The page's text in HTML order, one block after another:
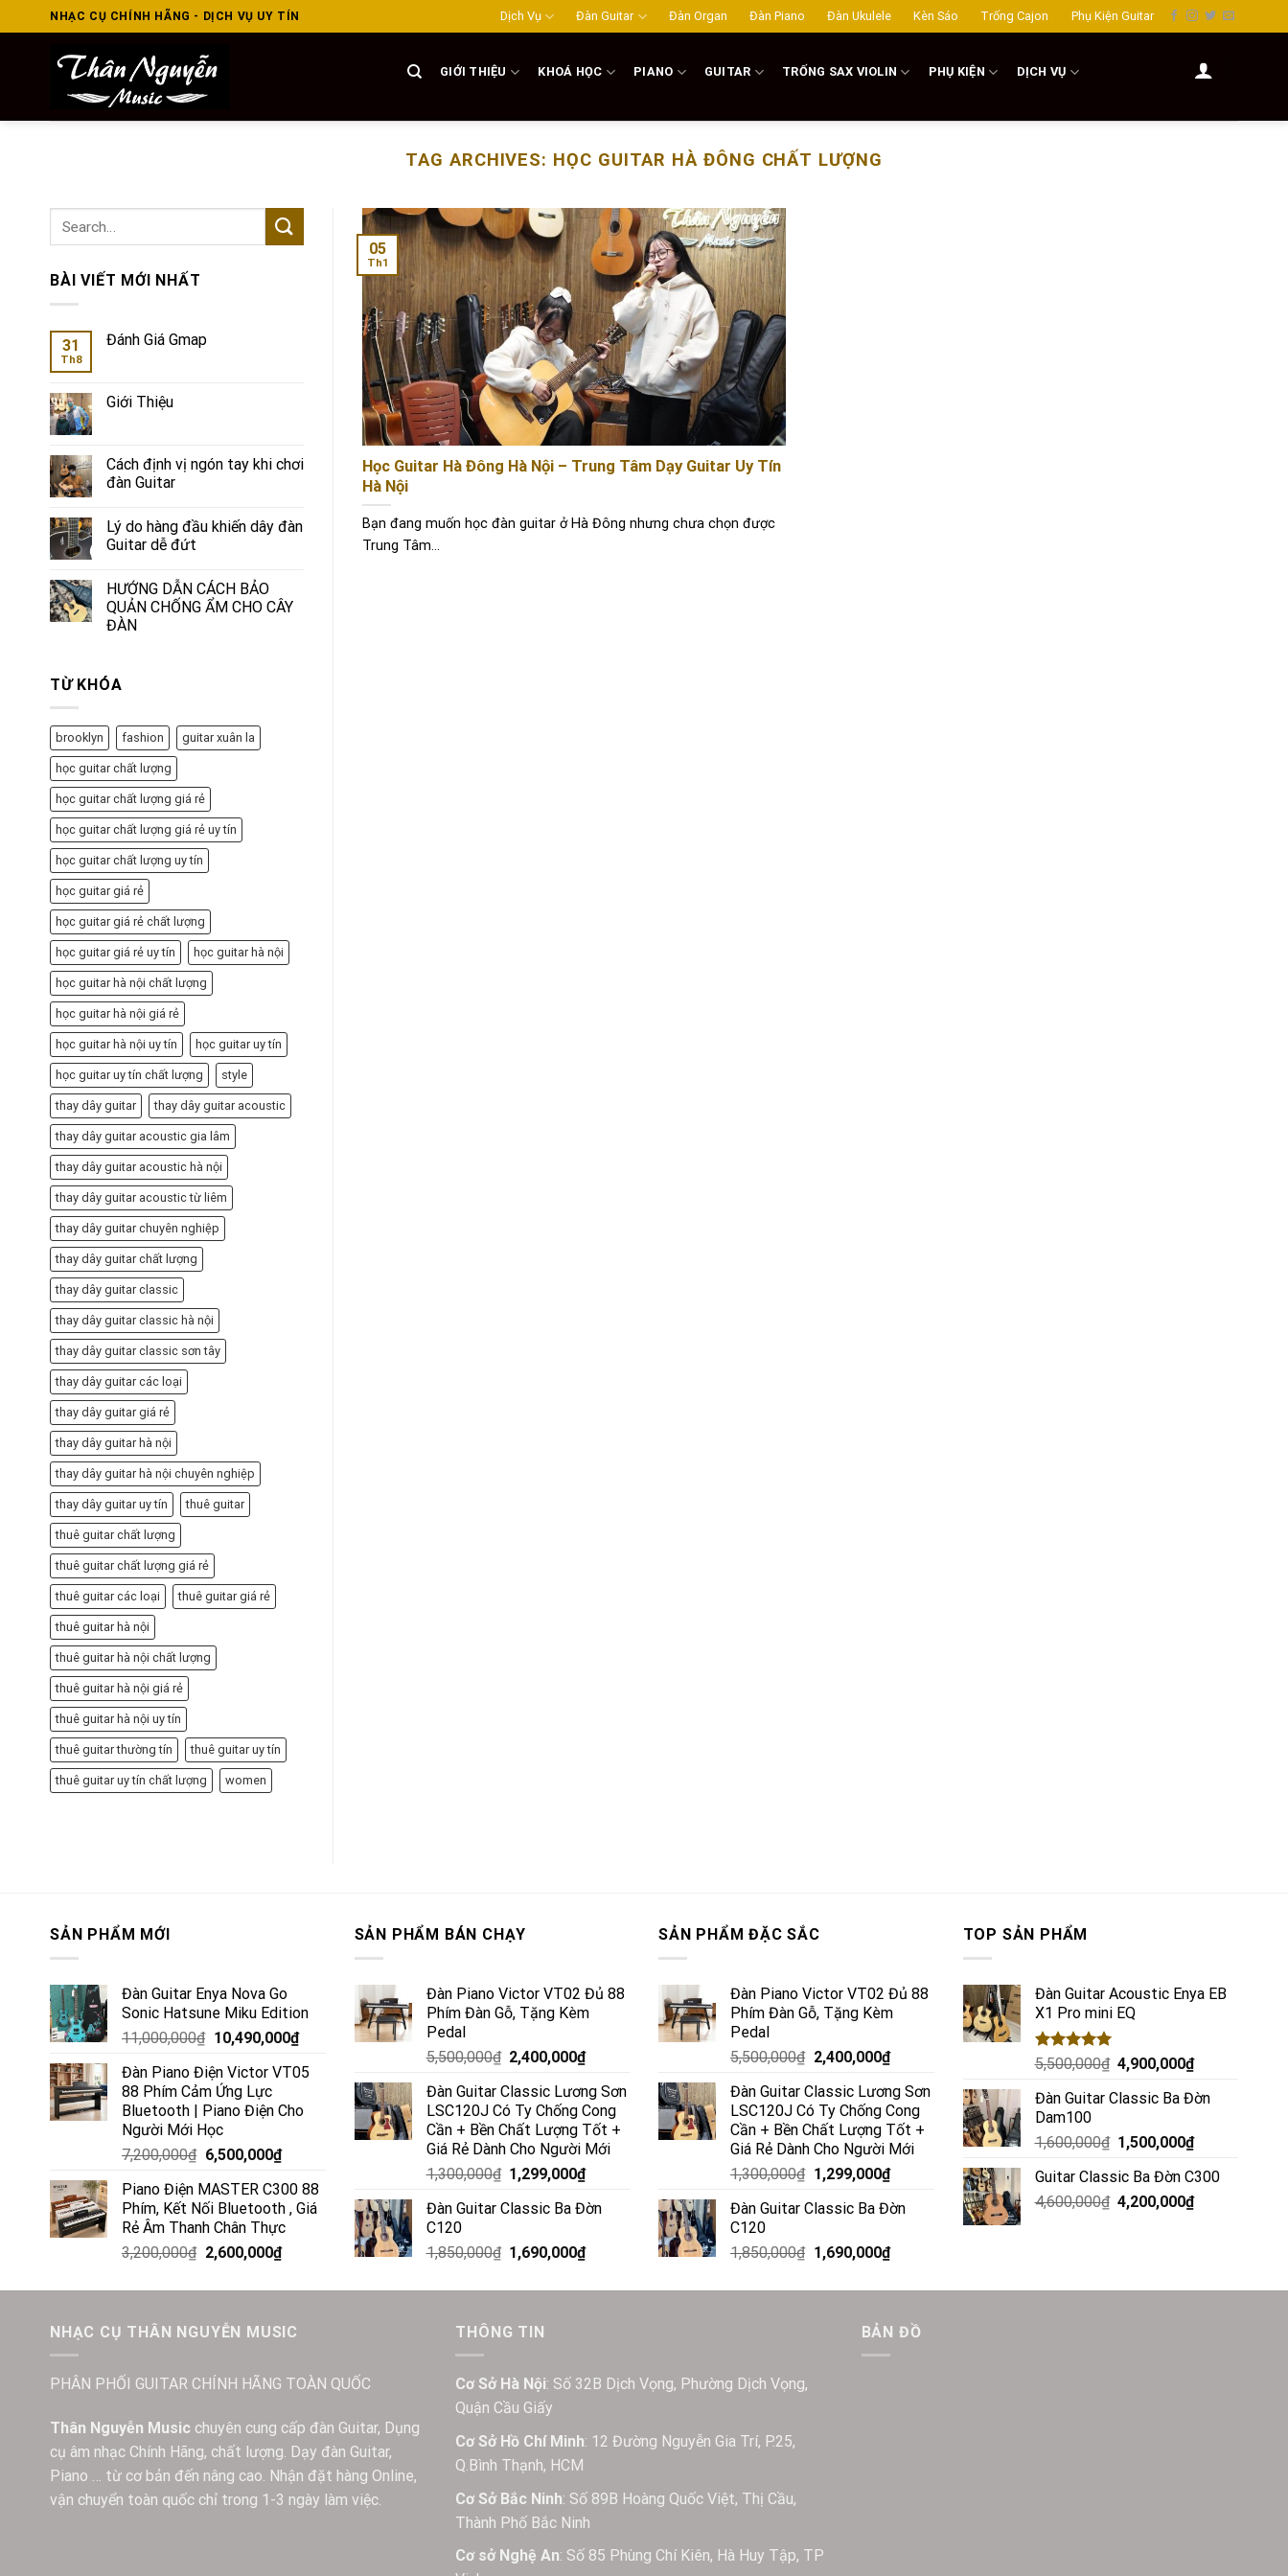
to
NHẠC CỤ CHÍNH HÃNG - DỊCH VỤ UY TÍN Dịch Vụ Đàn Guitar Đàn Organ Đàn Piano Đàn Ukulele Kèn Sáo Trống Cajon Phụ Kiện Guitar
GIỚI THIỆU KHOÁ HỌC PIANO GUITAR TRỐNG SAX VIOLIN PHỤ KIỆN DỊCH VỤ
TAG ARCHIVES: HỌC GUITAR HÀ ĐÔNG CHẤT LƯỢNG
BÀI VIẾT MỚI NHẤT
31
Th8
Đánh Giá Gmap
Giới Thiệu
Cách định vị ngón tay khi chơi
đàn Guitar
Lý do hàng đầu khiến dây đàn
Guitar dễ đứt
HƯỚNG DẪN CÁCH BẢO
QUẢN CHỐNG ẨM CHO CÂY
ĐÀN
TỪ KHÓA
brooklyn fashion guitar xuân la
học guitar chất lượng
học guitar chất lượng giá rẻ
học guitar chất lượng giá rẻ uy tín
học guitar chất lượng uy tín
học guitar giá rẻ
học guitar giá rẻ chất lượng
học guitar giá rẻ uy tín học guitar hà nội
học guitar hà nội chất lượng
học guitar hà nội giá rẻ
học guitar hà nội uy tín học guitar uy tín
học guitar uy tín chất lượng style
thay dây guitar thay dây guitar acoustic
thay dây guitar acoustic gia lâm
thay dây guitar acoustic hà nội
thay dây guitar acoustic từ liêm
thay dây guitar chuyên nghiệp
thay dây guitar chất lượng
thay dây guitar classic
thay dây guitar classic hà nội
thay dây guitar classic sơn tây
thay dây guitar các loại
thay dây guitar giá rẻ
thay dây guitar hà nội
thay dây guitar hà nội chuyên nghiệp
thay dây guitar uy tín thuê guitar
thuê guitar chất lượng
thuê guitar chất lượng giá rẻ
thuê guitar các loại thuê guitar giá rẻ
thuê guitar hà nội
thuê guitar hà nội chất lượng
thuê guitar hà nội giá rẻ
thuê guitar hà nội uy tín
thuê guitar thường tín thuê guitar uy tín
thuê guitar uy tín chất lượng women
Học Guitar Hà Đông Hà Nội – Trung Tâm Dạy Guitar Uy Tín
Hà Nội
Bạn đang muốn học đàn guitar ở Hà Đông nhưng chưa chọn được
Trung Tâm...
05
Th1
SẢN PHẨM MỚI
Đàn Guitar Enya Nova Go
Sonic Hatsune Miku Edition
11,000,000₫ 10,490,000₫
Đàn Piano Điện Victor VT05
88 Phím Cảm Ứng Lực
Bluetooth | Piano Điện Cho
Người Mới Học
7,200,000₫ 6,500,000₫
Piano Điện MASTER C300 88
Phím, Kết Nối Bluetooth , Giá
Rẻ Âm Thanh Chân Thực
3,200,000₫ 2,600,000₫
SẢN PHẨM BÁN CHẠY
Đàn Piano Victor VT02 Đủ 88
Phím Đàn Gỗ, Tặng Kèm
Pedal
5,500,000₫ 2,400,000₫
Đàn Guitar Classic Lương Sơn
LSC120J Có Ty Chống Cong
Cần + Bền Chất Lượng Tốt +
Giá Rẻ Dành Cho Người Mới
1,300,000₫ 1,299,000₫
Đàn Guitar Classic Ba Đờn
C120
1,850,000₫ 1,690,000₫
SẢN PHẨM ĐẶC SẮC
Đàn Piano Victor VT02 Đủ 88
Phím Đàn Gỗ, Tặng Kèm
Pedal
5,500,000₫ 2,400,000₫
Đàn Guitar Classic Lương Sơn
LSC120J Có Ty Chống Cong
Cần + Bền Chất Lượng Tốt +
Giá Rẻ Dành Cho Người Mới
1,300,000₫ 1,299,000₫
Đàn Guitar Classic Ba Đờn
C120
1,850,000₫ 1,690,000₫
TOP SẢN PHẨM
Đàn Guitar Acoustic Enya EB
X1 Pro mini EQ
Rated5.00
5,500,000₫ 4,900,000₫
Đàn Guitar Classic Ba Đờn
Dam100
1,600,000₫ 1,500,000₫
Guitar Classic Ba Đờn C300
4,600,000₫ 4,200,000₫
NHẠC CỤ THÂN NGUYỄN MUSIC
PHÂN PHỐI GUITAR CHÍNH HÃNG TOÀN QUỐC
Thân Nguyễn Music chuyên cung cấp đàn Guitar, Dụng
cụ âm nhạc Chính Hãng, chất lượng. Dạy đàn Guitar,
Piano … từ cơ bản đến nâng cao. Nhận đặt hàng Online,
vận chuyển toàn quốc chỉ trong 1-3 ngày làm việc.
THÔNG TIN
Cơ Sở Hà Nội: Số 32B Dịch Vọng, Phường Dịch Vọng,
Quận Cầu Giấy
Cơ Sở Hồ Chí Minh: 12 Đường Nguyễn Gia Trí, P.25,
Q.Bình Thạnh, HCM
Cơ Sở Bắc Ninh: Số 89B Hoàng Quốc Việt, Thị Cầu,
Thành Phố Bắc Ninh
Cơ sở Nghệ An: Số 85 Phùng Chí Kiên, Hà Huy Tập, TP
BẢN ĐỒ